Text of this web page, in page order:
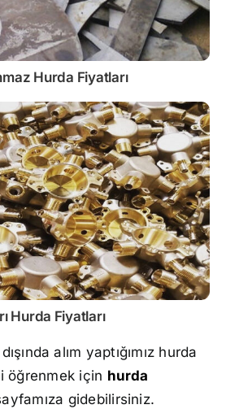
Hurda Fiyatları
Hurda Fiyatları
alım yaptığımız hurda
öğrenmek için hurda
gidebilirsiniz.